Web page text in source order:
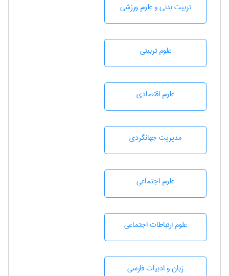
تربيت بدنی و علوم ورزشی
علوم تربيتی
علوم اقتصادی
مديريت جهانگردی
علوم اجتماعی
علوم ارتباطات اجتماعی
زبان و ادبيات فارسی